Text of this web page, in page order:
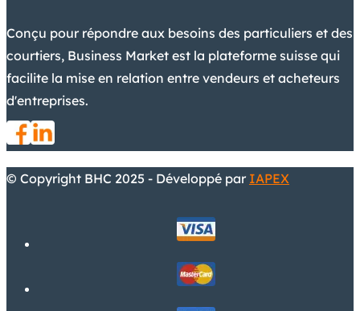
Conçu pour répondre aux besoins des particuliers et des
courtiers, Business Market est la plateforme suisse qui
facilite la mise en relation entre vendeurs et acheteurs
d'entreprises.
© Copyright BHC 2025 - Développé par IAPEX